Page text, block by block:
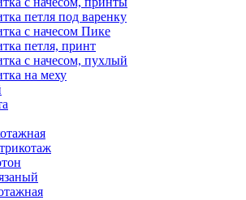
петля под варенку
с начесом Пике
петля, принт
с начесом, пухлый
на меху